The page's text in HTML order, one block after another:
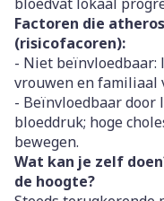
Factoren die
(risicofacoren):
- Niet beïnvloedbaar:
vrouwen en familiaal
- Beïnvloedbaar door
bloeddruk; hoge
bewegen.
Wat kan je zelf
de hoogte?